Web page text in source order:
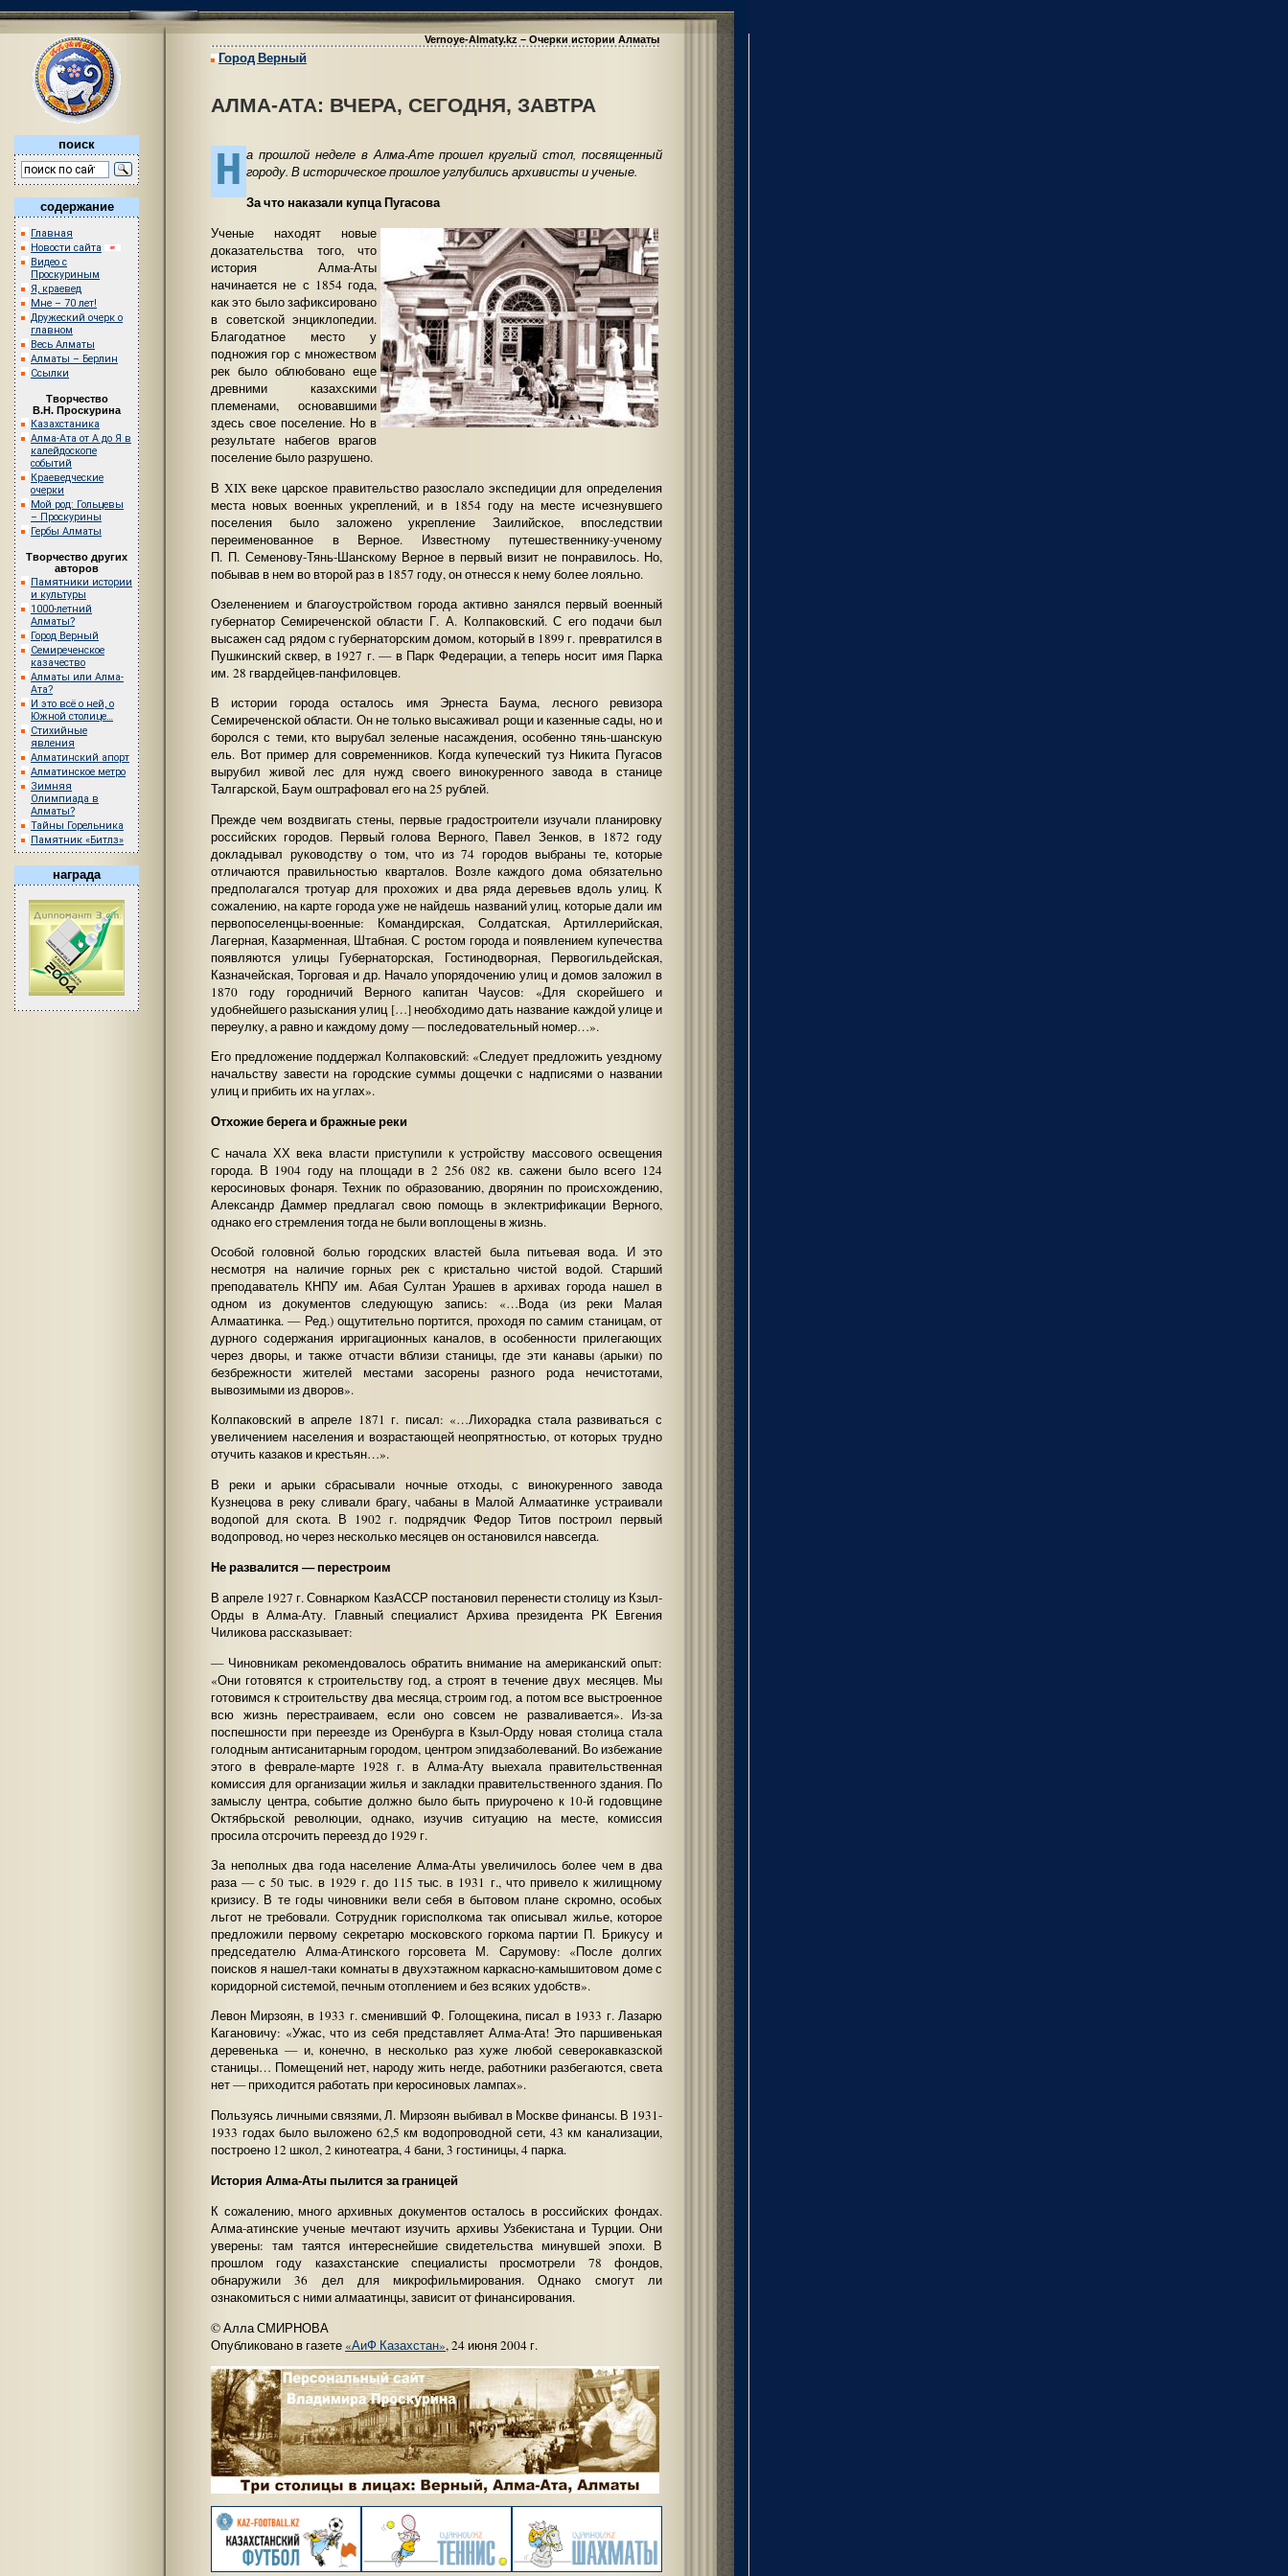
поиск
содержание
Главная
Новости сайта
Видео с
Проскуриным
Я, краевед
Мне – 70 лет!
Дружеский очерк о
главном
Весь Алматы
Алматы – Берлин
Ссылки
Творчество
В.Н. Проскурина
Казахстаника
Алма-Ата от А до Я в
калейдоскопе
событий
Краеведческие
очерки
Мой род: Гольцевы
– Проскурины
Гербы Алматы
Творчество других
авторов
Памятники истории
и культуры
1000-летний
Алматы?
Город Верный
Семиреченское
казачество
Алматы или Алма-
Ата?
И это всё о ней, о
Южной столице…
Стихийные
явления
Алматинский апорт
Алматинское метро
Зимняя
Олимпиада в
Алматы?
Тайны Горельника
Памятник «Битлз»
награда
Vernoye-Almaty.kz – Очерки истории Алматы
Город Верный
АЛМА-АТА: ВЧЕРА, СЕГОДНЯ, ЗАВТРА
Н а прошлой неделе в Алма-Ате прошел круглый стол, посвященный
городу. В историческое прошлое углубились архивисты и ученые.
За что наказали купца Пугасова
Ученые находят новые
доказательства того, что
история Алма-Аты
начинается не с 1854 года,
как это было зафиксировано
в советской энциклопедии.
Благодатное место у
подножия гор с множеством
рек было облюбовано еще
древними казахскими
племенами, основавшими
здесь свое поселение. Но в
результате набегов врагов
поселение было разрушено.
В XIX веке царское правительство разослало экспедиции для определения
места новых военных укреплений, и в 1854 году на месте исчезнувшего
поселения было заложено укрепление Заилийское, впоследствии
переименованное в Верное. Известному путешественнику-ученому
П. П. Семенову-Тянь-Шанскому Верное в первый визит не понравилось. Но,
побывав в нем во второй раз в 1857 году, он отнесся к нему более лояльно.
Озеленением и благоустройством города активно занялся первый военный
губернатор Семиреченской области Г. А. Колпаковский. С его подачи был
высажен сад рядом с губернаторским домом, который в 1899 г. превратился в
Пушкинский сквер, в 1927 г. — в Парк Федерации, а теперь носит имя Парка
им. 28 гвардейцев-панфиловцев.
В истории города осталось имя Эрнеста Баума, лесного ревизора
Семиреченской области. Он не только высаживал рощи и казенные сады, но и
боролся с теми, кто вырубал зеленые насаждения, особенно тянь-шанскую
ель. Вот пример для современников. Когда купеческий туз Никита Пугасов
вырубил живой лес для нужд своего винокуренного завода в станице
Талгарской, Баум оштрафовал его на 25 рублей.
Прежде чем воздвигать стены, первые градостроители изучали планировку
российских городов. Первый голова Верного, Павел Зенков, в 1872 году
докладывал руководству о том, что из 74 городов выбраны те, которые
отличаются правильностью кварталов. Возле каждого дома обязательно
предполагался тротуар для прохожих и два ряда деревьев вдоль улиц. К
сожалению, на карте города уже не найдешь названий улиц, которые дали им
первопоселенцы-военные: Командирская, Солдатская, Артиллерийская,
Лагерная, Казарменная, Штабная. С ростом города и появлением купечества
появляются улицы Губернаторская, Гостинодворная, Первогильдейская,
Казначейская, Торговая и др. Начало упорядочению улиц и домов заложил в
1870 году городничий Верного капитан Чаусов: «Для скорейшего и
удобнейшего разыскания улиц […] необходимо дать название каждой улице и
переулку, а равно и каждому дому — последовательный номер…».
Его предложение поддержал Колпаковский: «Следует предложить уездному
начальству завести на городские суммы дощечки с надписями о названии
улиц и прибить их на углах».
Отхожие берега и бражные реки
С начала ХХ века власти приступили к устройству массового освещения
города. В 1904 году на площади в 2 256 082 кв. сажени было всего 124
керосиновых фонаря. Техник по образованию, дворянин по происхождению,
Александр Даммер предлагал свою помощь в эклектрификации Верного,
однако его стремления тогда не были воплощены в жизнь.
Особой головной болью городских властей была питьевая вода. И это
несмотря на наличие горных рек с кристально чистой водой. Старший
преподаватель КНПУ им. Абая Султан Урашев в архивах города нашел в
одном из документов следующую запись: «…Вода (из реки Малая
Алмаатинка. — Ред.) ощутительно портится, проходя по самим станицам, от
дурного содержания ирригационных каналов, в особенности прилегающих
через дворы, и также отчасти вблизи станицы, где эти канавы (арыки) по
безбрежности жителей местами засорены разного рода нечистотами,
вывозимыми из дворов».
Колпаковский в апреле 1871 г. писал: «…Лихорадка стала развиваться с
увеличением населения и возрастающей неопрятностью, от которых трудно
отучить казаков и крестьян…».
В реки и арыки сбрасывали ночные отходы, с винокуренного завода
Кузнецова в реку сливали брагу, чабаны в Малой Алмаатинке устраивали
водопой для скота. В 1902 г. подрядчик Федор Титов построил первый
водопровод, но через несколько месяцев он остановился навсегда.
Не развалится — перестроим
В апреле 1927 г. Совнарком КазАССР постановил перенести столицу из Кзыл-
Орды в Алма-Ату. Главный специалист Архива президента РК Евгения
Чиликова рассказывает:
— Чиновникам рекомендовалось обратить внимание на американский опыт:
«Они готовятся к строительству год, а строят в течение двух месяцев. Мы
готовимся к строительству два месяца, строим год, а потом все выстроенное
всю жизнь перестраиваем, если оно совсем не разваливается». Из-за
поспешности при переезде из Оренбурга в Кзыл-Орду новая столица стала
голодным антисанитарным городом, центром эпидзаболеваний. Во избежание
этого в феврале-марте 1928 г. в Алма-Ату выехала правительственная
комиссия для организации жилья и закладки правительственного здания. По
замыслу центра, событие должно было быть приурочено к 10-й годовщине
Октябрьской революции, однако, изучив ситуацию на месте, комиссия
просила отсрочить переезд до 1929 г.
За неполных два года население Алма-Аты увеличилось более чем в два
раза — с 50 тыс. в 1929 г. до 115 тыс. в 1931 г., что привело к жилищному
кризису. В те годы чиновники вели себя в бытовом плане скромно, особых
льгот не требовали. Сотрудник горисполкома так описывал жилье, которое
предложили первому секретарю московского горкома партии П. Брикусу и
председателю Алма-Атинского горсовета М. Сарумову: «После долгих
поисков я нашел-таки комнаты в двухэтажном каркасно-камышитовом доме с
коридорной системой, печным отоплением и без всяких удобств».
Левон Мирзоян, в 1933 г. сменивший Ф. Голощекина, писал в 1933 г. Лазарю
Кагановичу: «Ужас, что из себя представляет Алма-Ата! Это паршивенькая
деревенька — и, конечно, в несколько раз хуже любой северокавказской
станицы… Помещений нет, народу жить негде, работники разбегаются, света
нет — приходится работать при керосиновых лампах».
Пользуясь личными связями, Л. Мирзоян выбивал в Москве финансы. В 1931-
1933 годах было выложено 62,5 км водопроводной сети, 43 км канализации,
построено 12 школ, 2 кинотеатра, 4 бани, 3 гостиницы, 4 парка.
История Алма-Аты пылится за границей
К сожалению, много архивных документов осталось в российских фондах.
Алма-атинские ученые мечтают изучить архивы Узбекистана и Турции. Они
уверены: там таятся интереснейшие свидетельства минувшей эпохи. В
прошлом году казахстанские специалисты просмотрели 78 фондов,
обнаружили 36 дел для микрофильмирования. Однако смогут ли
ознакомиться с ними алмаатинцы, зависит от финансирования.
© Алла СМИРНОВА
Опубликовано в газете «АиФ Казахстан», 24 июня 2004 г.